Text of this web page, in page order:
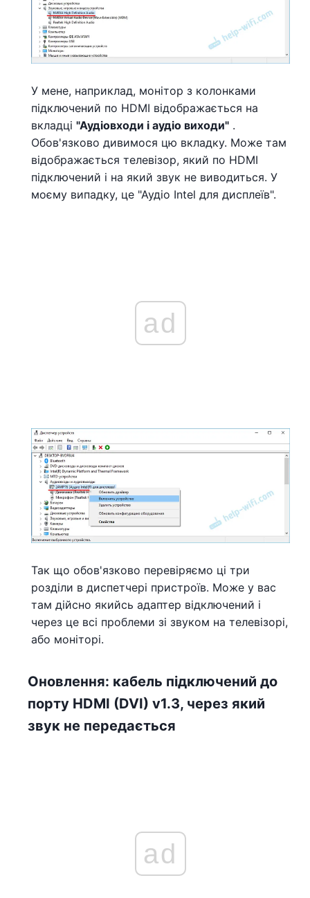
У мене, наприклад, монітор з колонками
підключений по HDMI відображається на
вкладці "Аудіовходи і аудіо виходи" .
Обов'язково дивимося цю вкладку. Може там
відображається телевізор, який по HDMI
підключений і на який звук не виводиться. У
моєму випадку, це "Аудіо Intel для дисплеїв".
ad
Так що обов'язково перевіряємо ці три
розділи в диспетчері пристроїв. Може у вас
там дійсно якийсь адаптер відключений і
через це всі проблеми зі звуком на телевізорі,
або моніторі.
Оновлення: кабель підключений до
порту HDMI (DVI) v1.3, через який
звук не передається
ad